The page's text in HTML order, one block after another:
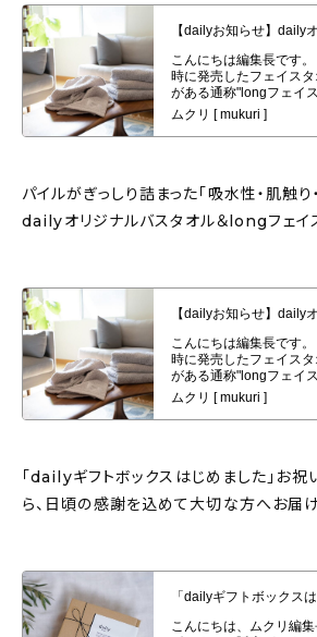
【dailyお知らせ】dailyオリジナルlongフェイスタ
パイルがぎっしり詰まった「吸水性・肌触り
dailyオリジナルバスタオル＆longフェイ
【dailyお知らせ】dailyオリジナルlongフェイスタ
「dailyギフトボックスはじめました」お
ら、日頃の感謝を込めて大切な方へお届
「dailyギフトボックスはじめました」お祝いや御礼
謝を込めて大切な方へお届け